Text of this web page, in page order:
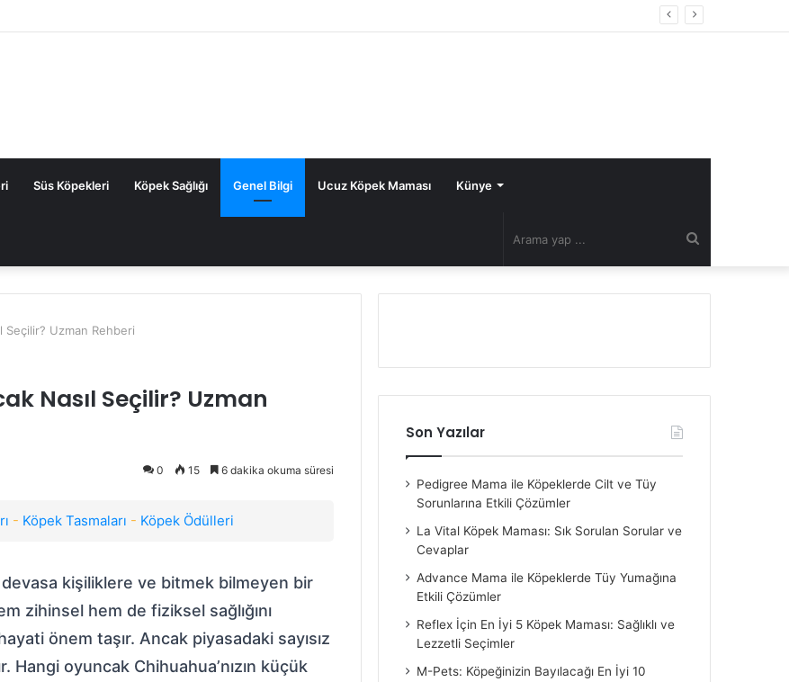
Maması: Sık Sorulan Sorular ve Cevaplar
Süs Köpekleri Köpek Sağlığı Genel Bilgi Ucuz Köpek Maması Künye
yap
Seçilir? Uzman Rehberi
Nasıl Seçilir? Uzman
0 15 6 dakika okuma süresi
- Köpek Tasmaları - Köpek Ödülleri
kişiliklere ve bitmek bilmeyen bir
zihinsel hem de fiziksel sağlığını
önem taşır. Ancak piyasadaki sayısız
Hangi oyuncak Chihuahua’nızın küçük
Son Yazılar
Pedigree Mama ile Köpeklerde Cilt ve Tüy
Sorunlarına Etkili Çözümler
La Vital Köpek Maması: Sık Sorulan Sorular ve
Cevaplar
Advance Mama ile Köpeklerde Tüy Yumağına
Etkili Çözümler
Reflex İçin En İyi 5 Köpek Maması: Sağlıklı ve
Lezzetli Seçimler
M-Pets: Köpeğinizin Bayılacağı En İyi 10